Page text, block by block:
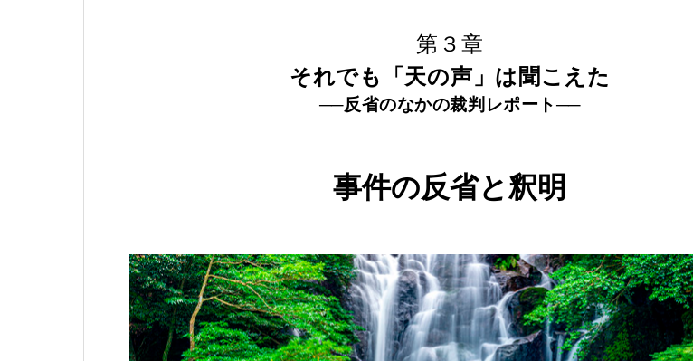
第３章
それでも「天の声」は聞こえた
──反省のなかの裁判レポート──
事件の反省と釈明